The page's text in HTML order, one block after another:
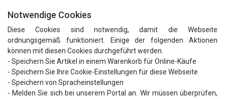
Notwendige Cookies
Diese Cookies sind notwendig, damit die Webseite
ordnungsgemäß funktioniert. Einige der folgenden Aktionen
können mit diesen Cookies durchgeführt werden.
- Speichern Sie Artikel in einem Warenkorb für Online-Käufe
- Speichern Sie Ihre Cookie-Einstellungen für diese Webseite
- Speichern von Spracheinstellungen
- Melden Sie sich bei unserem Portal an. Wir müssen überprüfen,